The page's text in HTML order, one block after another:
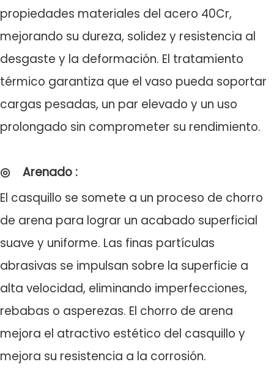
propiedades materiales del acero 40Cr,
mejorando su dureza, solidez y resistencia al
desgaste y la deformación. El tratamiento
térmico garantiza que el vaso pueda soportar
cargas pesadas, un par elevado y un uso
prolongado sin comprometer su rendimiento.
◎ Arenado :
El casquillo se somete a un proceso de chorro
de arena para lograr un acabado superficial
suave y uniforme. Las finas partículas
abrasivas se impulsan sobre la superficie a
alta velocidad, eliminando imperfecciones,
rebabas o asperezas. El chorro de arena
mejora el atractivo estético del casquillo y
mejora su resistencia a la corrosión.